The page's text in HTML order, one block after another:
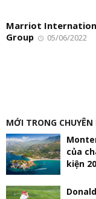
Marriot
Group
05/06/2022
MỚI TRONG CHUYÊN
của
kiện